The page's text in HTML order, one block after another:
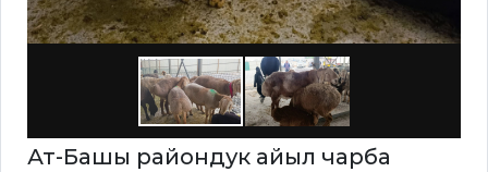
Ат-Башы райондук айыл чарба